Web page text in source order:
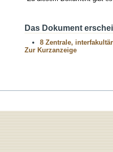
Das Dokument
8 Zentrale,
Zur Kurzanzeige